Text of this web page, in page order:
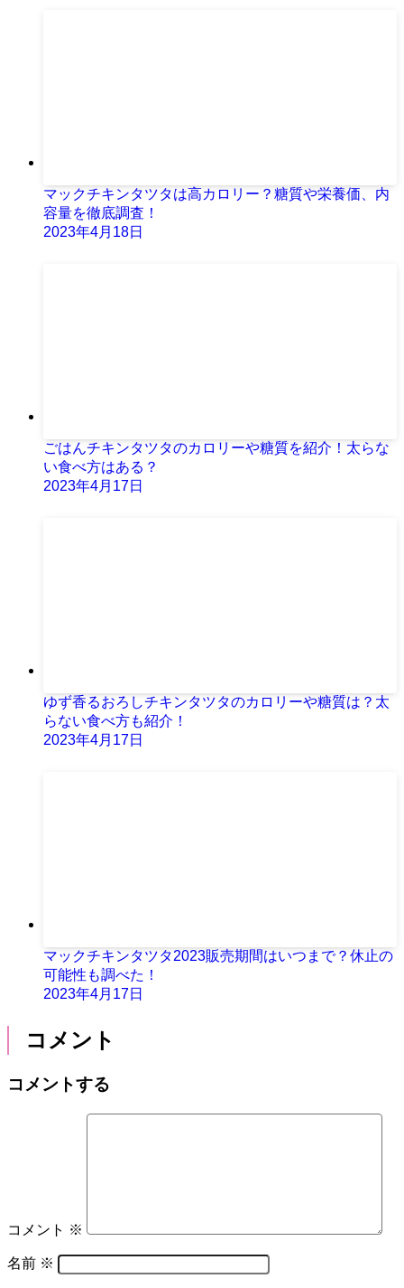
マックチキンタツタは高カロリー？糖質や栄養価、内
容量を徹底調査！
2023年4月18日
ごはんチキンタツタのカロリーや糖質を紹介！太らな
い食べ方はある？
2023年4月17日
ゆず香るおろしチキンタツタのカロリーや糖質は？太
らない食べ方も紹介！
2023年4月17日
マックチキンタツタ2023販売期間はいつまで？休止の
可能性も調べた！
2023年4月17日
コメント
コメントする
コメント ※
名前 ※